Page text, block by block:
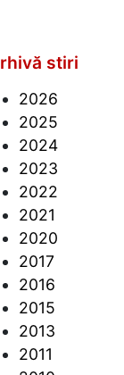
stiri
2026
2025
2024
2023
2022
2021
2020
2017
2016
2015
2013
2011